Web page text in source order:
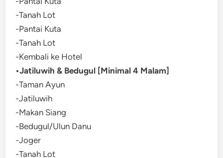
-Tanah Lot
-Pantai Kuta
-Tanah Lot
-Kembali ke Hotel
•Jatiluwih & Bedugul [Minimal 4 Malam]
-Taman Ayun
-Jatiluwih
-Makan Siang
-Bedugul/Ulun Danu
-Joger
-Tanah Lot